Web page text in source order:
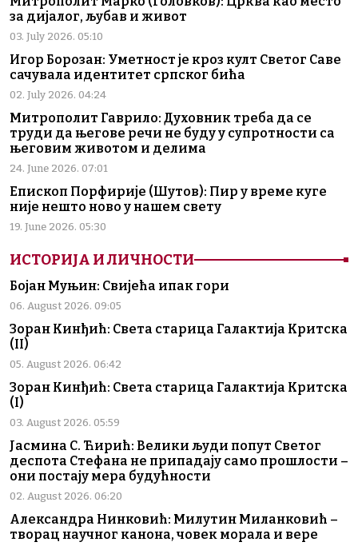
за дијалог, љубав и живот
03. July 2026. 05:10
Игор Борозан: Уметност је кроз култ Светог Саве
сачувала идентитет српског бића
02. July 2026. 04:24
Митрополит Гаврило: Духовник треба да се
труди да његове речи не буду у супротности са
његовим животом и делима
24. June 2026. 07:01
Епископ Порфирије (Шутов): Пир у време куге
није нешто ново у нашем свету
19. June 2026. 05:30
ИСТОРИЈА И ЛИЧНОСТИ
Бојан Муњин: Свијећа ипак гори
06. August 2026. 09:05
Зоран Кинђић: Света старица Галактија Критска
(II)
05. August 2026. 06:42
Зоран Кинђић: Света старица Галактија Критска
(I)
03. August 2026. 05:59
Јасмина С. Ћирић: Велики људи попут Светог
деспота Стефана не припадају само прошлости –
они постају мера будућности
02. August 2026. 06:20
Александра Нинковић: Милутин Миланковић –
творац научног канона, човек морала и вере